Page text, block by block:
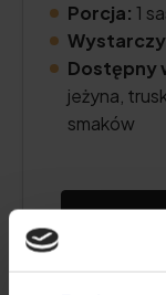
Porcja: 1
Dostępny
jeżyna,
smaków